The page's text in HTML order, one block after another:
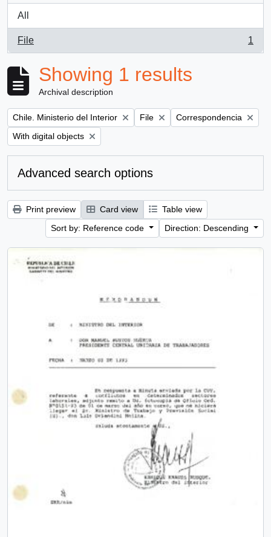
All
File
, 1 results
1
Showing 1 results
Archival description
Remove filter:
Chile. Ministerio del Interior Remove filter:
File Remove filter:
Correspondencia
Remove filter:
With digital objects
Advanced search options
Print preview Card view
Table view
Sort by: Reference code
Direction: Descending